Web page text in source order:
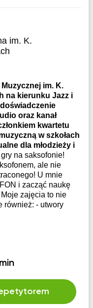
im. K.
im. K.
na kierunku Jazz i
oraz kanał
kwartetu
w szkołach
dla młodzieży i
na saksofonie!
ale nie
U mnie
i zacząć naukę
zajęcia to nie
również: - utwory